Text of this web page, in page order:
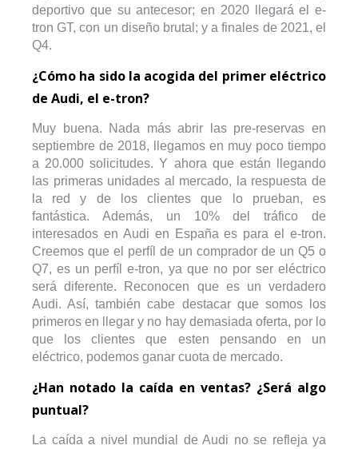
deportivo que su antecesor; en 2020 llegará el e-
tron GT, con un diseño brutal; y a finales de 2021, el
Q4.
¿Cómo ha sido la acogida del primer eléctrico
de Audi, el e-tron?
Muy buena. Nada más abrir las pre-reservas en
septiembre de 2018, llegamos en muy poco tiempo
a 20.000 solicitudes. Y ahora que están llegando
las primeras unidades al mercado, la respuesta de
la red y de los clientes que lo prueban, es
fantástica. Además, un 10% del tráfico de
interesados en Audi en España es para el e-tron.
Creemos que el perfíl de un comprador de un Q5 o
Q7, es un perfíl e-tron, ya que no por ser eléctrico
será diferente. Reconocen que es un verdadero
Audi. Así, también cabe destacar que somos los
primeros en llegar y no hay demasiada oferta, por lo
que los clientes que esten pensando en un
eléctrico, podemos ganar cuota de mercado.
¿Han notado la caída en ventas? ¿Será algo
puntual?
La caída a nivel mundial de Audi no se refleja ya